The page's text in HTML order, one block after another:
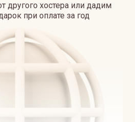
другого хостера или дадим
при оплате за год